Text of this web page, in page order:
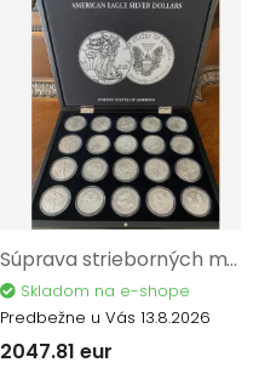
Súprava strieborných mincí 20 x 1 Oz American Eagle 2018 v kazete
Skladom na e-shope
Predbežne u Vás 13.8.2026
2047.81 eur